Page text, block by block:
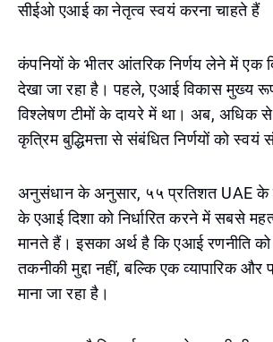
सीईओ एआई का नेतृत्व स्वयं करना चाहते हैं
कंपनियों के भीतर आंतरिक निर्णय लेने में एक
देखा जा रहा है। पहले, एआई विकास मुख्य
विश्लेषण टीमों के दायरे में था। अब, अधिक
कृत्रिम बुद्धिमत्ता से संबंधित निर्णयों को स्वयं
अनुसंधान के अनुसार, ५५ प्रतिशत UAE के
के एआई दिशा को निर्धारित करने में सबसे
मानते हैं। इसका अर्थ है कि एआई रणनीति
तकनीकी मुद्दा नहीं, बल्कि एक व्यापारिक और
माना जा रहा है।